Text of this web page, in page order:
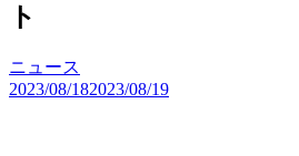
ト
ニュース
2023/08/182023/08/19